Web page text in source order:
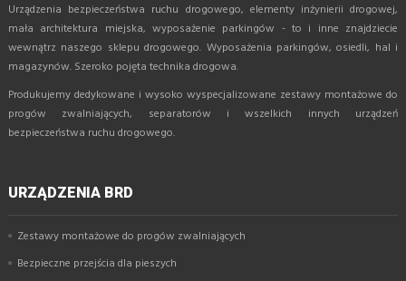
Urządzenia bezpieczeństwa ruchu drogowego, elementy inżynierii drogowej,
mała architektura miejska, wyposażenie parkingów - to i inne znajdziecie
wewnątrz naszego sklepu drogowego. Wyposażenia parkingów, osiedli, hal i
magazynów. Szeroko pojęta technika drogowa.
Produkujemy dedykowane i wysoko wyspecjalizowane zestawy montażowe do
progów zwalniających, separatorów i wszelkich innych urządzeń
bezpieczeństwa ruchu drogowego.
URZĄDZENIA BRD
Zestawy montażowe do progów zwalniających
Bezpieczne przejścia dla pieszych